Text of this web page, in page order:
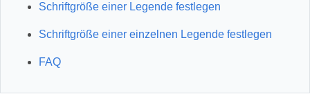
Schriftgröße einer Legende festlegen
Schriftgröße einer einzelnen Legende festlegen
FAQ